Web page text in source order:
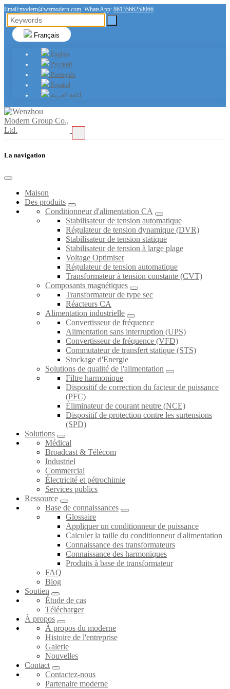
Email:modern@wzmodern.com WhatsApp: 8613566258066
Français
English
Русский
Português
Español
اللغة العربية
La navigation
Maison
Des produits
Conditionneur d'alimentation CA
Stabilisateur de tension automatique
Régulateur de tension dynamique (DVR)
Stabilisateur de tension statique
Stabilisateur de tension à large plage
Voltage Optimiser
Régulateur de tension automatique
Transformateur à tension constante (CVT)
Composants magnétiques
Transformateur de type sec
Réacteurs CA
Alimentation industrielle
Convertisseur de fréquence
Alimentation sans interruption (UPS)
Convertisseur de fréquence (VFD)
Commutateur de transfert statique (STS)
Stockage d'Energie
Solutions de qualité de l'alimentation
Filtre harmonique
Dispositif de correction du facteur de puissance
(PFC)
Éliminateur de courant neutre (NCE)
Dispositif de protection contre les surtensions
(SPD)
Solutions
Médical
Broadcast & Télécom
Industriel
Commercial
Électricité et pétrochimie
Services publics
Ressource
Base de connaissances
Glossaire
Appliquer un conditionneur de puissance
Calculer la taille du conditionneur d'alimentation
Connaissance des transformateurs
Connaissance des harmoniques
Produits à base de transformateur
FAQ
Blog
Soutien
Étude de cas
Télécharger
À propos
À propos du moderne
Histoire de l'entreprise
Galerie
Nouvelles
Contact
Contactez-nous
Partenaire moderne